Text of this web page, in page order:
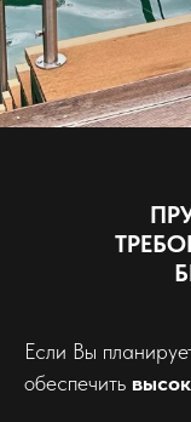
Если Вы
обеспечить